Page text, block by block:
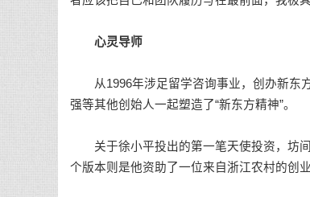
心灵导师
从1996年涉足留学咨询事业，创办新东方
强等其他创始人一起塑造了“新东方精神”。
关于徐小平投出的第一笔天使投资，坊间
个版本则是他资助了一位来自浙江农村的创业